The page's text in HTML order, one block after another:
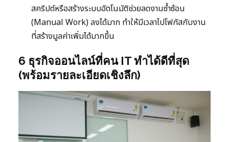
สคริปต์หรือสร้างระบบอัตโนมัติช่วยลดงานซ้ำซ้อน
(Manual Work) ลงได้มาก ทำให้มีเวลาไปโฟกัสกับงาน
ที่สร้างมูลค่าเพิ่มได้มากขึ้น
6 ธุรกิจออนไลน์ที่คน IT ทำได้ดีที่สุด
(พร้อมรายละเอียดเชิงลึก)